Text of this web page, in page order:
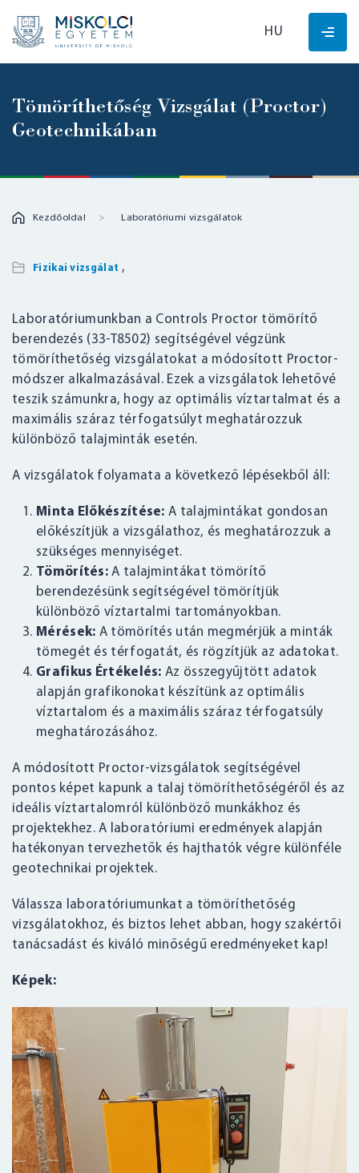
HU
Tömöríthetőség Vizsgálat (Proctor)
Geotechnikában
Kezdőoldal Laboratóriumi vizsgálatok
Fizikai vizsgálat ,
Laboratóriumunkban a Controls Proctor tömörítő
berendezés (33-T8502) segítségével végzünk
tömöríthetőség vizsgálatokat a módosított Proctor-
módszer alkalmazásával. Ezek a vizsgálatok lehetővé
teszik számunkra, hogy az optimális víztartalmat és a
maximális száraz térfogatsúlyt meghatározzuk
különböző talajminták esetén.
A vizsgálatok folyamata a következő lépésekből áll:
Minta Előkészítése: A talajmintákat gondosan
előkészítjük a vizsgálathoz, és meghatározzuk a
szükséges mennyiséget.
Tömörítés: A talajmintákat tömörítő
berendezésünk segítségével tömörítjük
különböző víztartalmi tartományokban.
Mérések: A tömörítés után megmérjük a minták
tömegét és térfogatát, és rögzítjük az adatokat.
Grafikus Értékelés: Az összegyűjtött adatok
alapján grafikonokat készítünk az optimális
víztartalom és a maximális száraz térfogatsúly
meghatározásához.
A módosított Proctor-vizsgálatok segítségével
pontos képet kapunk a talaj tömöríthetőségéről és az
ideális víztartalomról különböző munkákhoz és
projektekhez. A laboratóriumi eredmények alapján
hatékonyan tervezhetők és hajthatók végre különféle
geotechnikai projektek.
Válassza laboratóriumunkat a tömöríthetőség
vizsgálatokhoz, és biztos lehet abban, hogy szakértői
tanácsadást és kiváló minőségű eredményeket kap!
Képek: